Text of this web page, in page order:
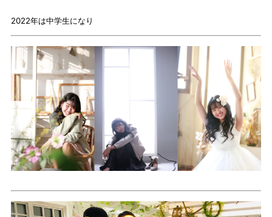
2022年は中学生になり